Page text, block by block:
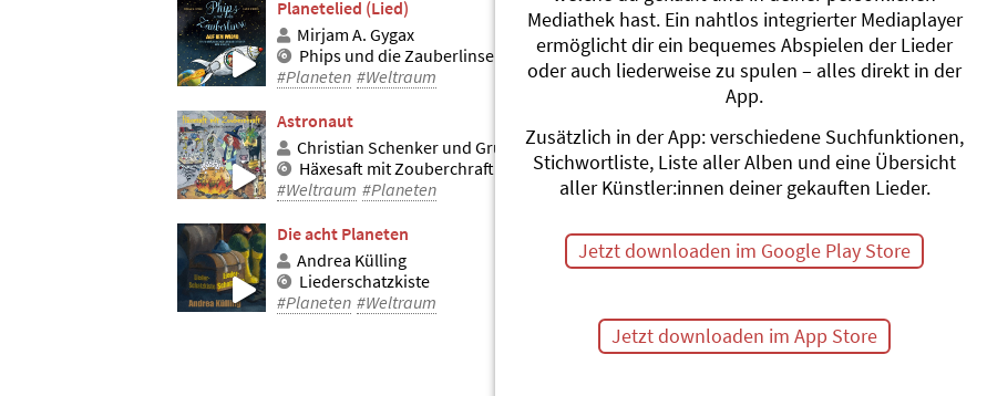
Planetelied (Lied)
Mirjam A. Gygax
Phips und die Zauberlinse - Auf dem Mond
#Planeten #Weltraum
Sunne und Erde
Stephanie
waduwada!
#Sonne #Erde
Astronaut
Christian Schenker und Grüüveli Tüüfeli
Häxesaft mit Zouberchraft
#Weltraum #Planeten
Schternbilder-
Andrew Bond
#Planeten
Die acht Planeten
Andrea Külling
Liederschatzkiste
#Planeten #Weltraum
Erdeblues
Christina
Erde,
Mundart-
#Planeten
#Vier Elemente
Mediathek hast. Ein nahtlos integrierter Mediaplayer
ermöglicht dir ein bequemes Abspielen der Lieder
oder auch liederweise zu spulen – alles direkt in der
App.
Zusätzlich in der App: verschiedene Suchfunktionen,
Stichwortliste, Liste aller Alben und eine Übersicht
aller Künstler:innen deiner gekauften Lieder.
Jetzt downloaden im Google Play Store
Jetzt downloaden im App Store